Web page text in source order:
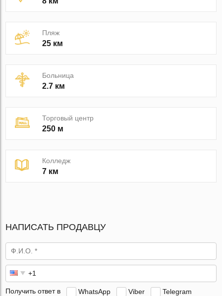
Пляж
25 км
Больница
2.7 км
Торговый центр
250 м
Колледж
7 км
НАПИСАТЬ ПРОДАВЦУ
Получить ответ в WhatsApp Viber Telegram